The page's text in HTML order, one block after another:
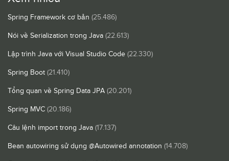
Spring Framework cơ bản (25.486)
Nói về Serialization trong Java (22.613)
Lập trình Java với Visual Studio Code (22.330)
Spring Boot (21.410)
Tổng quan về Spring Data JPA (20.201)
Spring MVC (20.186)
Câu lệnh import trong Java (17.137)
Bean autowiring sử dụng @Autowired annotation (14.708)